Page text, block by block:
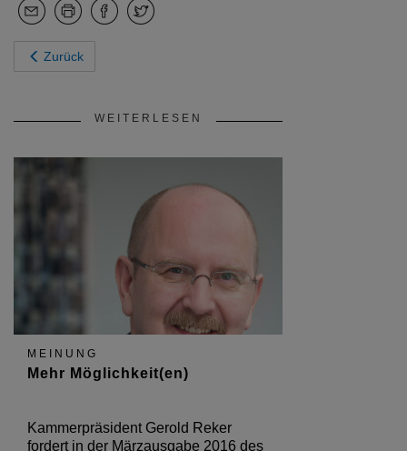
Zurück
WEITERLESEN
MEINUNG
Mehr Möglichkeit(en)
Kammerpräsident Gerold Reker
fordert in der Märzausgabe 2016 des